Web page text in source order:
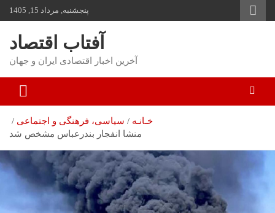
پنجشنبه, مرداد 15, 1405
آفتاب اقتصاد
آخرین اخبار اقتصادی ایران و جهان
خـانـه
سیاسی، فرهنگی و اجتماعی
منشا انفجار بندرعباس مشخص شد